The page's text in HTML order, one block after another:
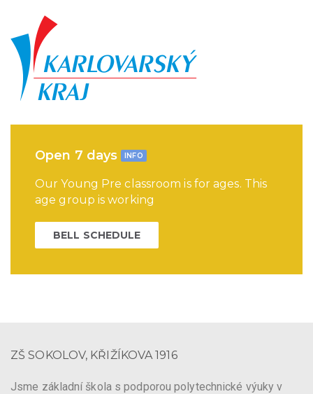
Open 7 days INFO
Our Young Pre classroom is for ages. This
age group is working
BELL SCHEDULE
ZŠ SOKOLOV, KŘIŽÍKOVA 1916
Jsme základní škola s podporou polytechnické výuky v